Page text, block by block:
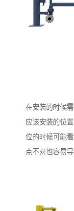
在安装的时候
应该安装的位
位的时候可能
点不对也容易